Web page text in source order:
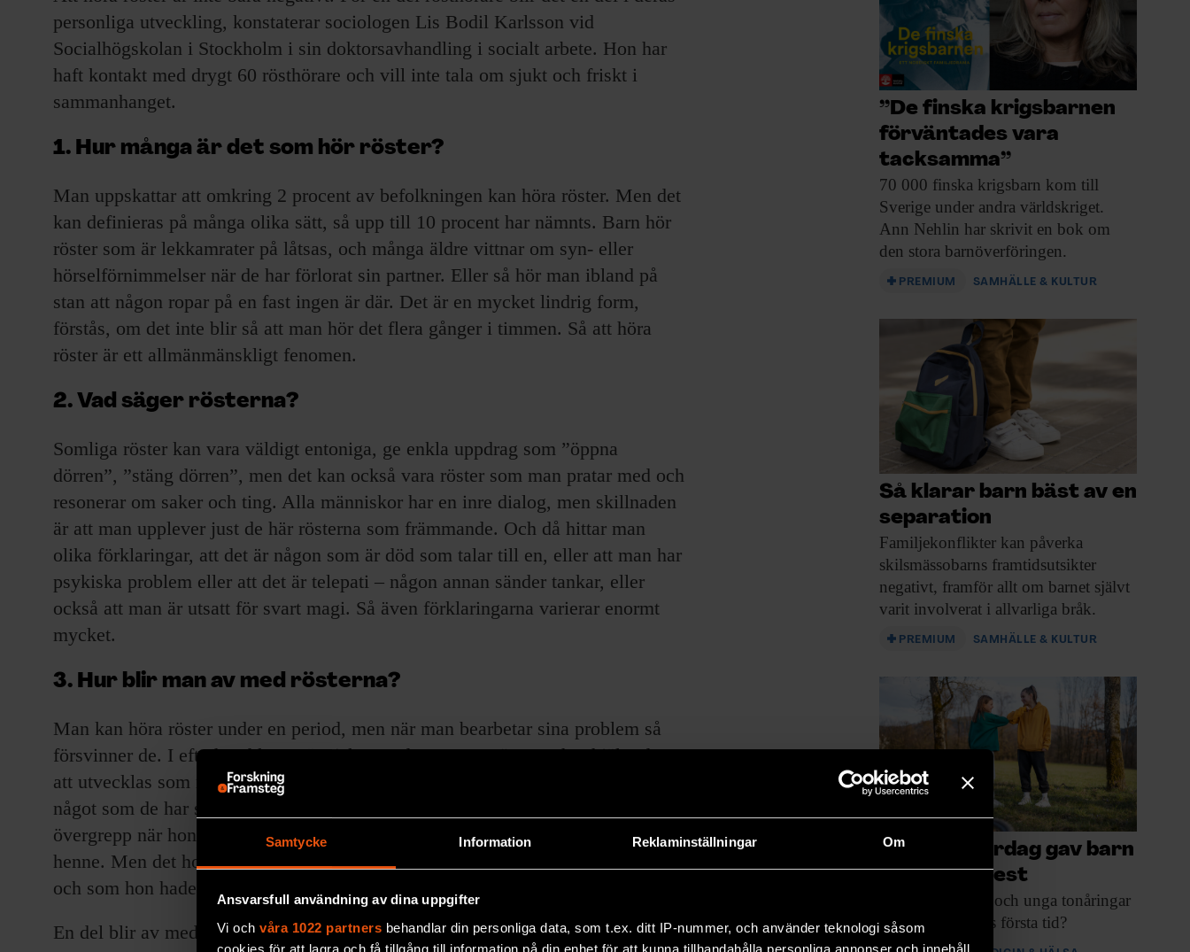
Samtycke Information Reklaminställningar Om
Ansvarsfull användning av dina uppgifter
Vi och våra 1022 partners behandlar din personliga data, som t.ex. ditt IP-nummer, och använder teknologi såsom
cookies för att lagra och få tillgång till information på din enhet för att kunna tillhandahålla personliga annonser och innehåll,
personliga utveckling, konstaterar sociologen Lis Bodil Karlsson vid
Socialhögskolan i Stockholm i sin doktorsavhandling i socialt arbete. Hon har
haft kontakt med drygt 60 rösthörare och vill inte tala om sjukt och friskt i
sammanhanget.
1. Hur många är det som hör röster?
Man uppskattar att omkring 2 procent av befolkningen kan höra röster. Men det
kan definieras på många olika sätt, så upp till 10 procent har nämnts. Barn hör
röster som är lekkamrater på låtsas, och många äldre vittnar om syn- eller
hörselförnimmelser när de har förlorat sin partner. Eller så hör man ibland på
stan att någon ropar på en fast ingen är där. Det är en mycket lindrig form,
förstås, om det inte blir så att man hör det flera gånger i timmen. Så att höra
röster är ett allmänmänskligt fenomen.
2. Vad säger rösterna?
Somliga röster kan vara väldigt entoniga, ge enkla uppdrag som ”öppna
dörren”, ”stäng dörren”, men det kan också vara röster som man pratar med och
resonerar om saker och ting. Alla människor har en inre dialog, men skillnaden
är att man upplever just de här rösterna som främmande. Och då hittar man
olika förklaringar, att det är någon som är död som talar till en, eller att man har
psykiska problem eller att det är telepati – någon annan sänder tankar, eller
också att man är utsatt för svart magi. Så även förklaringarna varierar enormt
mycket.
3. Hur blir man av med rösterna?
Man kan höra röster under en period, men när man bearbetar sina problem så
försvinner de. I efterhand kan människor se det som att rösterna har hjälpt dem
att utvecklas som människor. Det kan ha varit något som de brottades med eller
något som de har sprungit ifrån. Som kvinnan som hade blivit utsatt för sexuella
övergrepp när hon var liten. När föräldrarna dog började deras röster hemsöka
henne. Men det hon egentligen upplevde var skräcken som de utsatte henne för
och som hon hade förträngt.
En del blir av med rösterna genom att besöka nätverk för rösthörare. Andra kan
”De finska krigsbarnen
förväntades vara
tacksamma”
70 000 finska krigsbarn kom till
Sverige under andra världskriget.
Ann Nehlin har skrivit en bok om
den stora barnöverföringen.
PREMIUM SAMHÄLLE & KULTUR
Så klarar barn bäst av en
separation
Familjekonflikter kan påverka
skilsmässobarns framtidsutsikter
negativt, framför allt om barnet självt
varit involverat i allvarliga bråk.
PREMIUM SAMHÄLLE & KULTUR
Bevarad vardag gav barn
mindre ångest
och unga tonåringar
under pandemins första tid?